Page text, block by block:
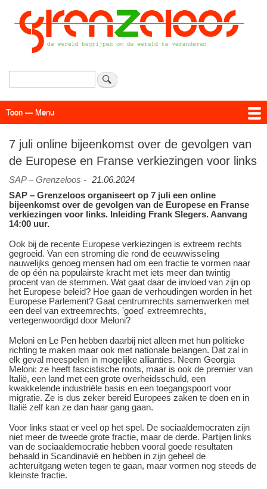
Overslaan
en
naar
de
Zoeken
Menu
Toon — Menu
7 juli online bijeenkomst over de gevolgen van
de Europese en Franse verkiezingen voor links
SAP – Grenzeloos - 21.06.2024
SAP – Grenzeloos organiseert op 7 juli een online
bijeenkomst over de gevolgen van de Europese en Franse
verkiezingen voor links. Inleiding Frank Slegers. Aanvang
14:00 uur.
Ook bij de recente Europese verkiezingen is extreem rechts
gegroeid. Van een stroming die rond de eeuwwisseling
nauwelijks genoeg mensen had om een fractie te vormen naar
de op één na populairste kracht met iets meer dan twintig
procent van de stemmen. Wat gaat daar de invloed van zijn op
het Europese beleid? Hoe gaan de verhoudingen worden in het
Europese Parlement? Gaat centrumrechts samenwerken met
een deel van extreemrechts, 'goed' extreemrechts,
vertegenwoordigd door Meloni?
Meloni en Le Pen hebben daarbij niet alleen met hun politieke
richting te maken maar ook met nationale belangen. Dat zal in
elk geval meespelen in mogelijke allianties. Neem Georgia
Meloni: ze heeft fascistische roots, maar is ook de premier van
Italië, een land met een grote overheidsschuld, een
kwakkelende industriële basis en een toegangspoort voor
migratie. Ze is dus zeker bereid Europees zaken te doen en in
Italië zelf kan ze dan haar gang gaan.
Voor links staat er veel op het spel. De sociaaldemocraten zijn
niet meer de tweede grote fractie, maar de derde. Partijen links
van de sociaaldemocratie hebben vooral goede resultaten
behaald in Scandinavië en hebben in zijn geheel de
achteruitgang weten tegen te gaan, maar vormen nog steeds de
kleinste fractie.